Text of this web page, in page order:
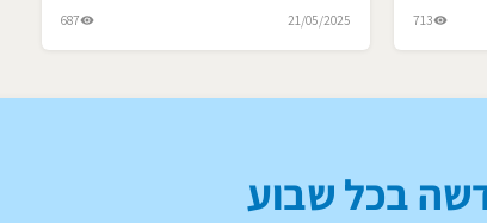
713
21/05/2025
687
בכל שבוע